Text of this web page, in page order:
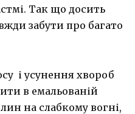
Так що досить
забути про багато
і усунення хвороб
в емальованій
на слабкому вогні,